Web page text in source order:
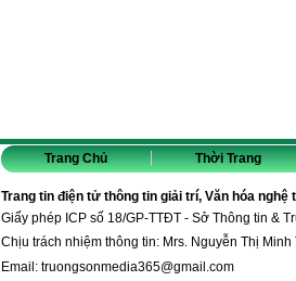
Trang Chủ Thời Trang
Trang tin điện tử thông tin giải trí, Văn hóa
Giấy phép ICP số 18/GP-TTĐT - Sở Thông tin &
Chịu trách nhiệm thông tin: Mrs. Nguyễn Thị Minh
Email: truongsonmedia365@gmail.com